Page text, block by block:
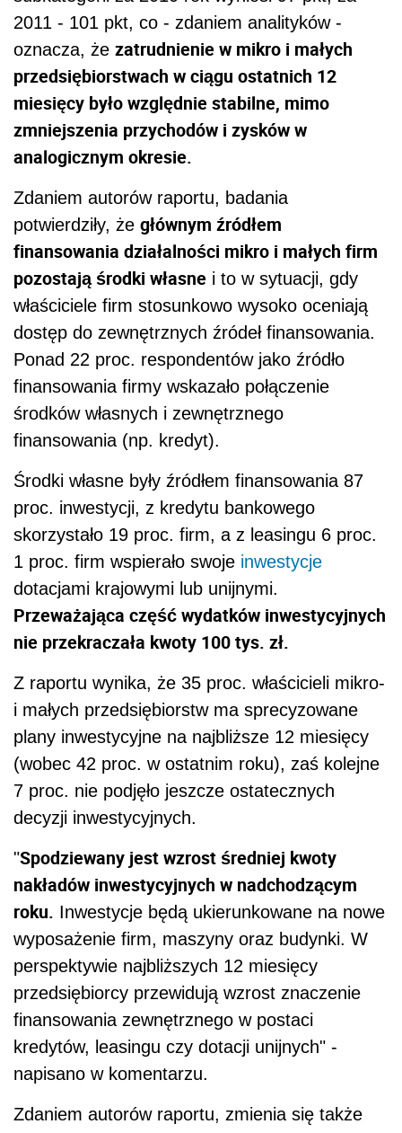
2011 - 101 pkt, co - zdaniem analityków -
oznacza, że zatrudnienie w mikro i małych
przedsiębiorstwach w ciągu ostatnich 12
miesięcy było względnie stabilne, mimo
zmniejszenia przychodów i zysków w
analogicznym okresie.
Zdaniem autorów raportu, badania
potwierdziły, że głównym źródłem
finansowania działalności mikro i małych firm
pozostają środki własne i to w sytuacji, gdy
właściciele firm stosunkowo wysoko oceniają
dostęp do zewnętrznych źródeł finansowania.
Ponad 22 proc. respondentów jako źródło
finansowania firmy wskazało połączenie
środków własnych i zewnętrznego
finansowania (np. kredyt).
Środki własne były źródłem finansowania 87
proc. inwestycji, z kredytu bankowego
skorzystało 19 proc. firm, a z leasingu 6 proc.
1 proc. firm wspierało swoje inwestycje
dotacjami krajowymi lub unijnymi.
Przeważająca część wydatków inwestycyjnych
nie przekraczała kwoty 100 tys. zł.
Z raportu wynika, że 35 proc. właścicieli mikro-
i małych przedsiębiorstw ma sprecyzowane
plany inwestycyjne na najbliższe 12 miesięcy
(wobec 42 proc. w ostatnim roku), zaś kolejne
7 proc. nie podjęło jeszcze ostatecznych
decyzji inwestycyjnych.
"Spodziewany jest wzrost średniej kwoty
nakładów inwestycyjnych w nadchodzącym
roku. Inwestycje będą ukierunkowane na nowe
wyposażenie firm, maszyny oraz budynki. W
perspektywie najbliższych 12 miesięcy
przedsiębiorcy przewidują wzrost znaczenie
finansowania zewnętrznego w postaci
kredytów, leasingu czy dotacji unijnych" -
napisano w komentarzu.
Zdaniem autorów raportu, zmienia się także